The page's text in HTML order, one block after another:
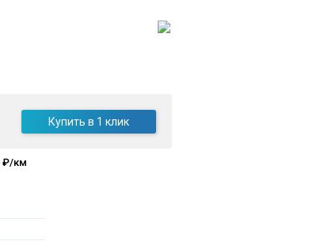
Купить в 1 клик
₽/км